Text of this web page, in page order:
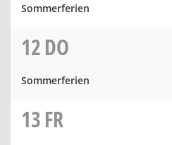
Sommerferien
12DO
Sommerferien
13FR